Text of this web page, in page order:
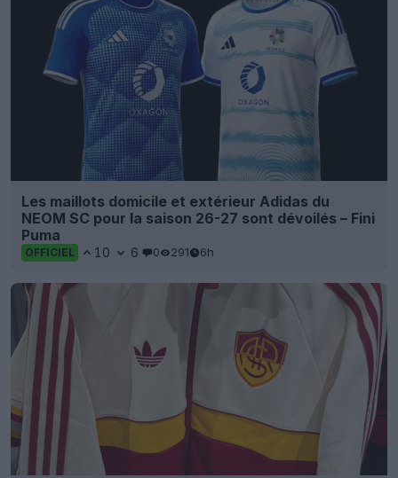
Les maillots domicile et extérieur Adidas du
NEOM SC pour la saison 26-27 sont dévoilés – Fini
Puma
OFFICIEL 10 6 0 291 6h